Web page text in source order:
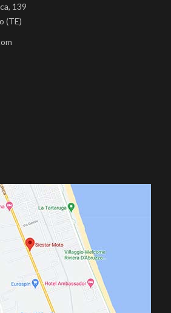
139
(TE)